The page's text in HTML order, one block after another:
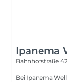
Ipanema
Bahnhofstraße
Bei Ipanema